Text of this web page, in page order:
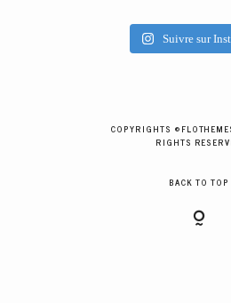
Suivre sur
COPYRIGHTS
RIGHTS
BACK TO TOP
GALERIES
RÉSERVER